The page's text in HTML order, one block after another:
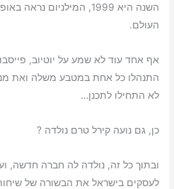
העולם.
אף אחד עוד לא שמע על יוטיוב,
התנהלו כל אחת במטבע משלה ואת
לא התחילו לתכנן…
כן, גם נועה קירל טרם נולדה ?
ובתוך כל זה, נולדה לה חברה חדשה,
לעסקים בישראל את הבשורה של